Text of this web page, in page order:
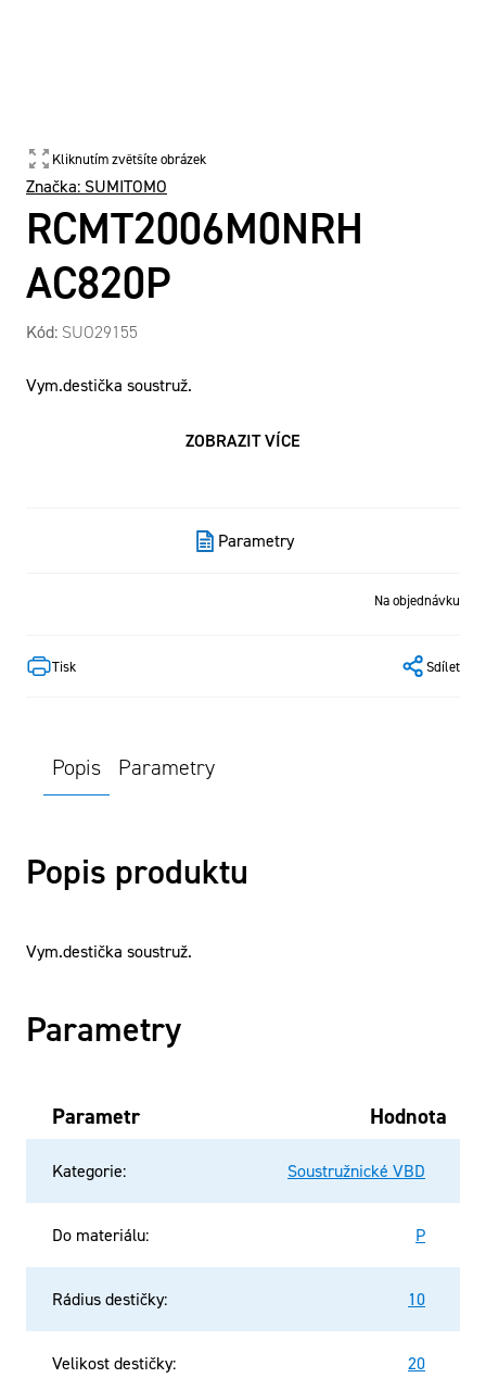
Kliknutím zvětšíte obrázek
RCMT2006M0NRH
AC820P
Značka: SUMITOMO
Kód: SUO29155
Vym.destička soustruž.
ZOBRAZIT VÍCE
Tisk Sdílet
Na objednávku
Parametry
Popis Parametry
Popis produktu
Vym.destička soustruž.
Parametry
Parametr Hodnota
Kategorie: Soustružnické VBD
Do materiálu: P
Rádius destičky: 10
Velikost destičky: 20